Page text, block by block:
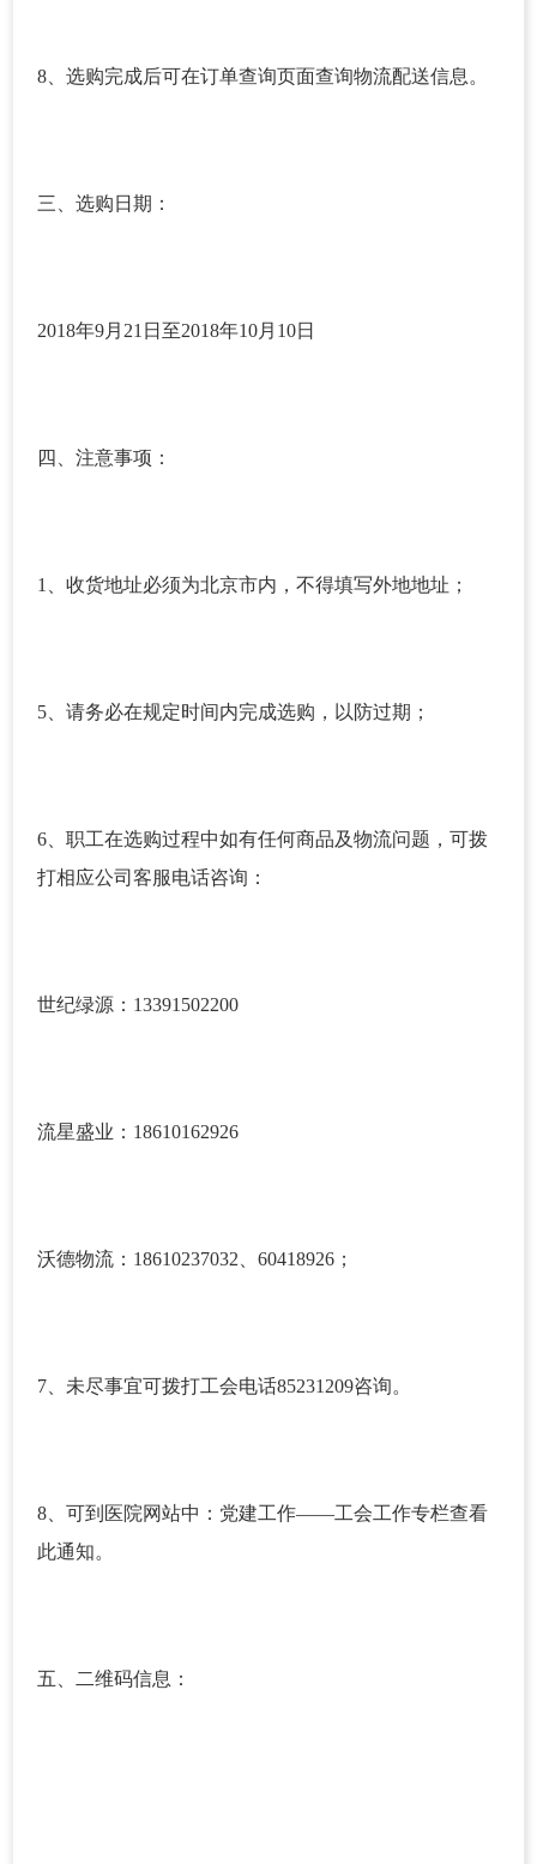
8、选购完成后可在订单查询页面查询物流配送信息。
三、选购日期：
2018年9月21日至2018年10月10日
四、注意事项：
1、收货地址必须为北京市内，不得填写外地地址；
5、请务必在规定时间内完成选购，以防过期；
6、职工在选购过程中如有任何商品及物流问题，可拨
打相应公司客服电话咨询：
世纪绿源：13391502200
流星盛业：18610162926
沃德物流：18610237032、60418926；
7、未尽事宜可拨打工会电话85231209咨询。
8、可到医院网站中：党建工作——工会工作专栏查看
此通知。
五、二维码信息：